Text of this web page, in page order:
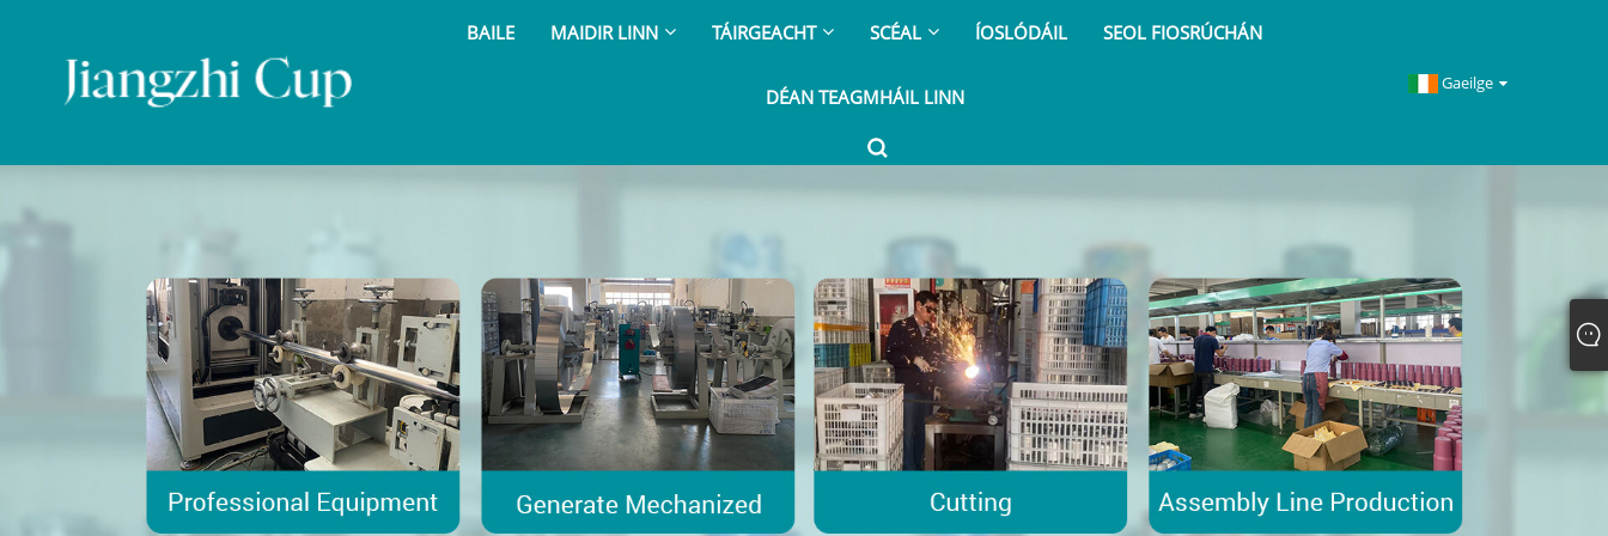
BAILE MAIDIR LINN TÁIRGEACHT SCÉAL ÍOSLÓDÁIL SEOL FIOSRÚCHÁN
DÉAN TEAGMHÁIL LINN
Gaeilge